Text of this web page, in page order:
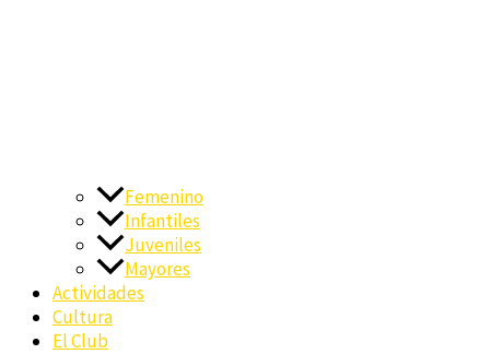
Femenino
Infantiles
Juveniles
Mayores
Actividades
Cultura
El Club